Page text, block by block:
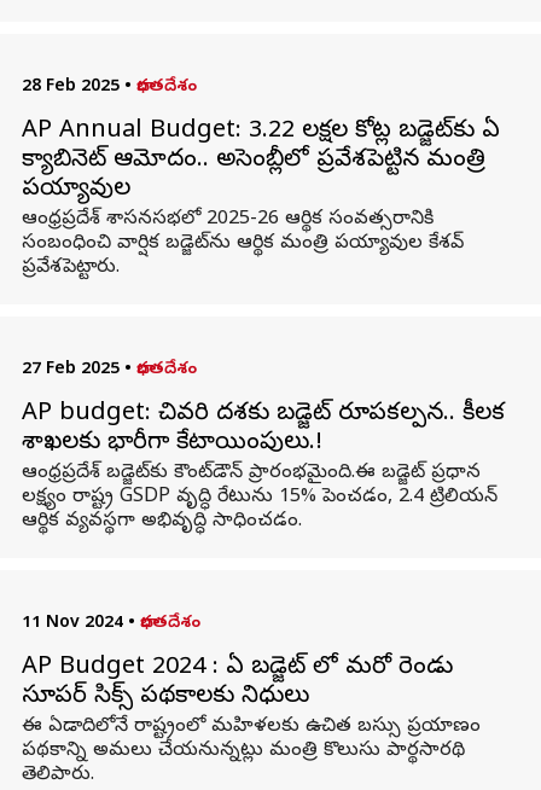
28 Feb 2025 • భారతదేశం
AP Annual Budget: 3.22 లక్షల కోట్ల బడ్జెట్‌కు ఏపీ
క్యాబినెట్‌ ఆమోదం.. అసెంబ్లీలో ప్రవేశపెట్టిన మంత్రి
పయ్యావుల
ఆంధ్రప్రదేశ్ శాసనసభలో 2025-26 ఆర్థిక సంవత్సరానికి
సంబంధించి వార్షిక బడ్జెట్‌ను ఆర్థిక మంత్రి పయ్యావుల కేశవ్‌
ప్రవేశపెట్టారు.
27 Feb 2025 • భారతదేశం
AP budget: చివరి దశకు బడ్జెట్ రూపకల్పన.. కీలక
శాఖలకు భారీగా కేటాయింపులు.!
ఆంధ్రప్రదేశ్ బడ్జెట్‌కు కౌంట్‌డౌన్ ప్రారంభమైంది.ఈ బడ్జెట్ ప్రధాన
లక్ష్యం రాష్ట్ర GSDP వృద్ధి రేటును 15% పెంచడం, 2.4 ట్రిలియన్
ఆర్థిక వ్యవస్థగా అభివృద్ధి సాధించడం.
11 Nov 2024 • భారతదేశం
AP Budget 2024 : ఏపీ బడ్జెట్ లో మరో రెండు
సూపర్ సిక్స్ పథకాలకు నిధులు
ఈ ఏడాదిలోనే రాష్ట్రంలో మహిళలకు ఉచిత బస్సు ప్రయాణం
పథకాన్ని అమలు చేయనున్నట్లు మంత్రి కొలుసు పార్థసారథి
తెలిపారు.